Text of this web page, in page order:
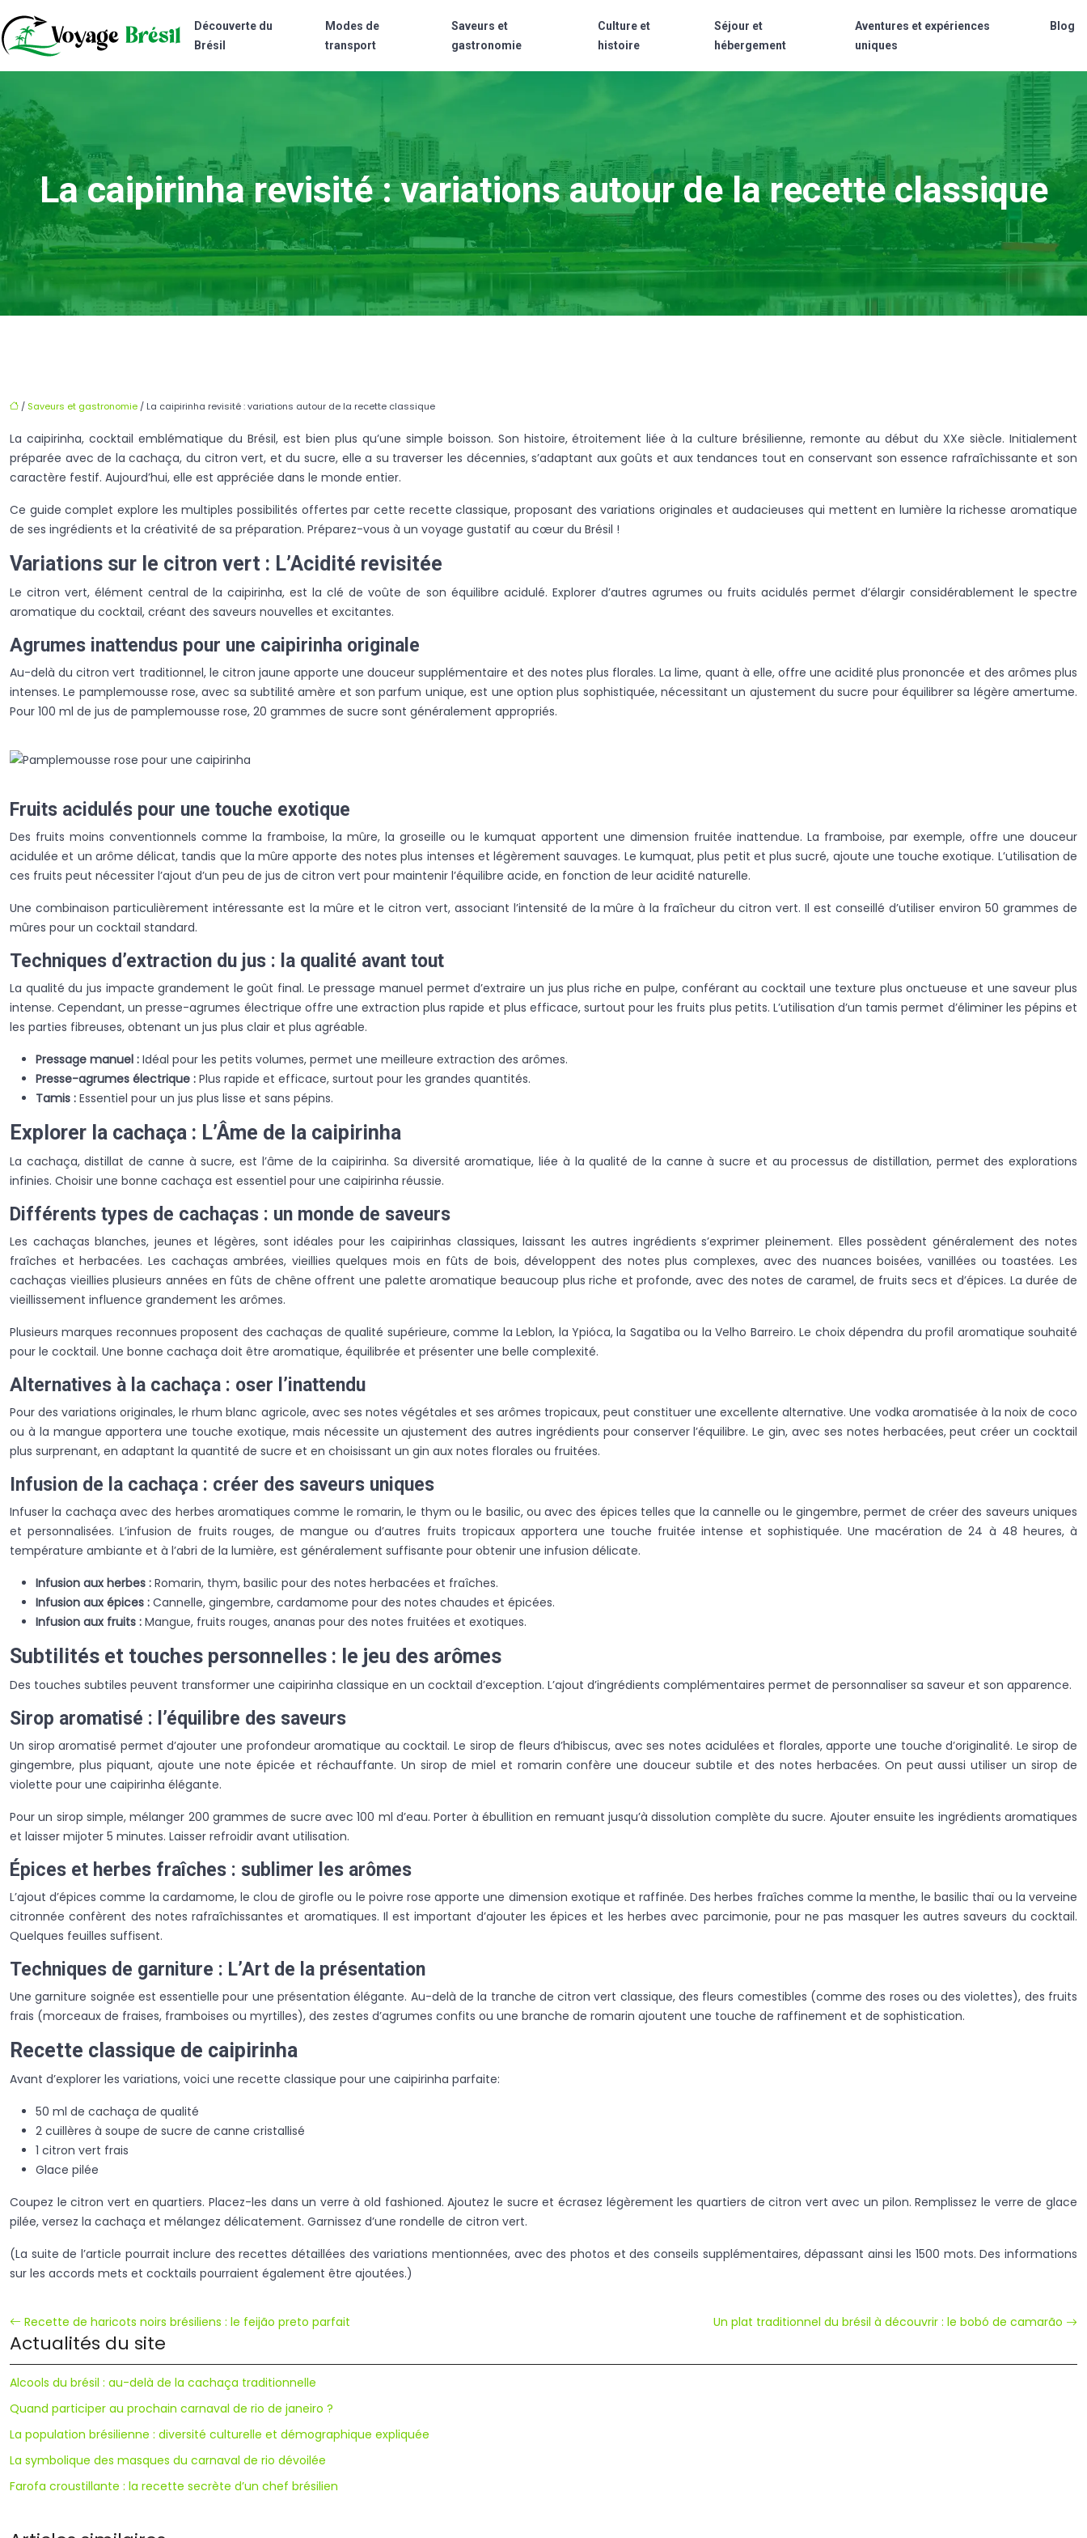
Découverte du
Brésil
Modes de
transport
Saveurs et
gastronomie
Culture et
histoire
Séjour et
hébergement
Aventures et expériences
uniques
Blog
La caipirinha revisité : variations autour de la recette classique
/ Saveurs et gastronomie / La caipirinha revisité : variations autour de la recette classique
La caipirinha, cocktail emblématique du Brésil, est bien plus qu’une simple boisson. Son histoire, étroitement liée à la culture brésilienne, remonte au début du XXe siècle. Initialement
préparée avec de la cachaça, du citron vert, et du sucre, elle a su traverser les décennies, s’adaptant aux goûts et aux tendances tout en conservant son essence rafraîchissante et son
caractère festif. Aujourd’hui, elle est appréciée dans le monde entier.
Ce guide complet explore les multiples possibilités offertes par cette recette classique, proposant des variations originales et audacieuses qui mettent en lumière la richesse aromatique
de ses ingrédients et la créativité de sa préparation. Préparez-vous à un voyage gustatif au cœur du Brésil !
Variations sur le citron vert : L’Acidité revisitée
Le citron vert, élément central de la caipirinha, est la clé de voûte de son équilibre acidulé. Explorer d’autres agrumes ou fruits acidulés permet d’élargir considérablement le spectre
aromatique du cocktail, créant des saveurs nouvelles et excitantes.
Agrumes inattendus pour une caipirinha originale
Au-delà du citron vert traditionnel, le citron jaune apporte une douceur supplémentaire et des notes plus florales. La lime, quant à elle, offre une acidité plus prononcée et des arômes plus
intenses. Le pamplemousse rose, avec sa subtilité amère et son parfum unique, est une option plus sophistiquée, nécessitant un ajustement du sucre pour équilibrer sa légère amertume.
Pour 100 ml de jus de pamplemousse rose, 20 grammes de sucre sont généralement appropriés.
Fruits acidulés pour une touche exotique
Des fruits moins conventionnels comme la framboise, la mûre, la groseille ou le kumquat apportent une dimension fruitée inattendue. La framboise, par exemple, offre une douceur
acidulée et un arôme délicat, tandis que la mûre apporte des notes plus intenses et légèrement sauvages. Le kumquat, plus petit et plus sucré, ajoute une touche exotique. L’utilisation de
ces fruits peut nécessiter l’ajout d’un peu de jus de citron vert pour maintenir l’équilibre acide, en fonction de leur acidité naturelle.
Une combinaison particulièrement intéressante est la mûre et le citron vert, associant l’intensité de la mûre à la fraîcheur du citron vert. Il est conseillé d’utiliser environ 50 grammes de
mûres pour un cocktail standard.
Techniques d’extraction du jus : la qualité avant tout
La qualité du jus impacte grandement le goût final. Le pressage manuel permet d’extraire un jus plus riche en pulpe, conférant au cocktail une texture plus onctueuse et une saveur plus
intense. Cependant, un presse-agrumes électrique offre une extraction plus rapide et plus efficace, surtout pour les fruits plus petits. L’utilisation d’un tamis permet d’éliminer les pépins et
les parties fibreuses, obtenant un jus plus clair et plus agréable.
Pressage manuel : Idéal pour les petits volumes, permet une meilleure extraction des arômes.
Presse-agrumes électrique : Plus rapide et efficace, surtout pour les grandes quantités.
Tamis : Essentiel pour un jus plus lisse et sans pépins.
Explorer la cachaça : L’Âme de la caipirinha
La cachaça, distillat de canne à sucre, est l’âme de la caipirinha. Sa diversité aromatique, liée à la qualité de la canne à sucre et au processus de distillation, permet des explorations
infinies. Choisir une bonne cachaça est essentiel pour une caipirinha réussie.
Différents types de cachaças : un monde de saveurs
Les cachaças blanches, jeunes et légères, sont idéales pour les caipirinhas classiques, laissant les autres ingrédients s’exprimer pleinement. Elles possèdent généralement des notes
fraîches et herbacées. Les cachaças ambrées, vieillies quelques mois en fûts de bois, développent des notes plus complexes, avec des nuances boisées, vanillées ou toastées. Les
cachaças vieillies plusieurs années en fûts de chêne offrent une palette aromatique beaucoup plus riche et profonde, avec des notes de caramel, de fruits secs et d’épices. La durée de
vieillissement influence grandement les arômes.
Plusieurs marques reconnues proposent des cachaças de qualité supérieure, comme la Leblon, la Ypióca, la Sagatiba ou la Velho Barreiro. Le choix dépendra du profil aromatique souhaité
pour le cocktail. Une bonne cachaça doit être aromatique, équilibrée et présenter une belle complexité.
Alternatives à la cachaça : oser l’inattendu
Pour des variations originales, le rhum blanc agricole, avec ses notes végétales et ses arômes tropicaux, peut constituer une excellente alternative. Une vodka aromatisée à la noix de coco
ou à la mangue apportera une touche exotique, mais nécessite un ajustement des autres ingrédients pour conserver l’équilibre. Le gin, avec ses notes herbacées, peut créer un cocktail
plus surprenant, en adaptant la quantité de sucre et en choisissant un gin aux notes florales ou fruitées.
Infusion de la cachaça : créer des saveurs uniques
Infuser la cachaça avec des herbes aromatiques comme le romarin, le thym ou le basilic, ou avec des épices telles que la cannelle ou le gingembre, permet de créer des saveurs uniques
et personnalisées. L’infusion de fruits rouges, de mangue ou d’autres fruits tropicaux apportera une touche fruitée intense et sophistiquée. Une macération de 24 à 48 heures, à
température ambiante et à l’abri de la lumière, est généralement suffisante pour obtenir une infusion délicate.
Infusion aux herbes : Romarin, thym, basilic pour des notes herbacées et fraîches.
Infusion aux épices : Cannelle, gingembre, cardamome pour des notes chaudes et épicées.
Infusion aux fruits : Mangue, fruits rouges, ananas pour des notes fruitées et exotiques.
Subtilités et touches personnelles : le jeu des arômes
Des touches subtiles peuvent transformer une caipirinha classique en un cocktail d’exception. L’ajout d’ingrédients complémentaires permet de personnaliser sa saveur et son apparence.
Sirop aromatisé : l’équilibre des saveurs
Un sirop aromatisé permet d’ajouter une profondeur aromatique au cocktail. Le sirop de fleurs d’hibiscus, avec ses notes acidulées et florales, apporte une touche d’originalité. Le sirop de
gingembre, plus piquant, ajoute une note épicée et réchauffante. Un sirop de miel et romarin confère une douceur subtile et des notes herbacées. On peut aussi utiliser un sirop de
violette pour une caipirinha élégante.
Pour un sirop simple, mélanger 200 grammes de sucre avec 100 ml d’eau. Porter à ébullition en remuant jusqu’à dissolution complète du sucre. Ajouter ensuite les ingrédients aromatiques
et laisser mijoter 5 minutes. Laisser refroidir avant utilisation.
Épices et herbes fraîches : sublimer les arômes
L’ajout d’épices comme la cardamome, le clou de girofle ou le poivre rose apporte une dimension exotique et raffinée. Des herbes fraîches comme la menthe, le basilic thaï ou la verveine
citronnée confèrent des notes rafraîchissantes et aromatiques. Il est important d’ajouter les épices et les herbes avec parcimonie, pour ne pas masquer les autres saveurs du cocktail.
Quelques feuilles suffisent.
Techniques de garniture : L’Art de la présentation
Une garniture soignée est essentielle pour une présentation élégante. Au-delà de la tranche de citron vert classique, des fleurs comestibles (comme des roses ou des violettes), des fruits
frais (morceaux de fraises, framboises ou myrtilles), des zestes d’agrumes confits ou une branche de romarin ajoutent une touche de raffinement et de sophistication.
Recette classique de caipirinha
Avant d’explorer les variations, voici une recette classique pour une caipirinha parfaite:
50 ml de cachaça de qualité
2 cuillères à soupe de sucre de canne cristallisé
1 citron vert frais
Glace pilée
Coupez le citron vert en quartiers. Placez-les dans un verre à old fashioned. Ajoutez le sucre et écrasez légèrement les quartiers de citron vert avec un pilon. Remplissez le verre de glace
pilée, versez la cachaça et mélangez délicatement. Garnissez d’une rondelle de citron vert.
(La suite de l’article pourrait inclure des recettes détaillées des variations mentionnées, avec des photos et des conseils supplémentaires, dépassant ainsi les 1500 mots. Des informations
sur les accords mets et cocktails pourraient également être ajoutées.)
Recette de haricots noirs brésiliens : le feijão preto parfait Un plat traditionnel du brésil à découvrir : le bobó de camarão
Actualités du site
Alcools du brésil : au-delà de la cachaça traditionnelle
Quand participer au prochain carnaval de rio de janeiro ?
La population brésilienne : diversité culturelle et démographique expliquée
La symbolique des masques du carnaval de rio dévoilée
Farofa croustillante : la recette secrète d’un chef brésilien